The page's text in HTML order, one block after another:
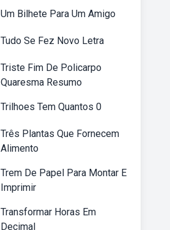
Um Bilhete Para Um Amigo
Tudo Se Fez Novo Letra
Triste Fim De Policarpo
Quaresma Resumo
Trilhoes Tem Quantos 0
Três Plantas Que Fornecem
Alimento
Trem De Papel Para Montar E
Imprimir
Transformar Horas Em
Decimal